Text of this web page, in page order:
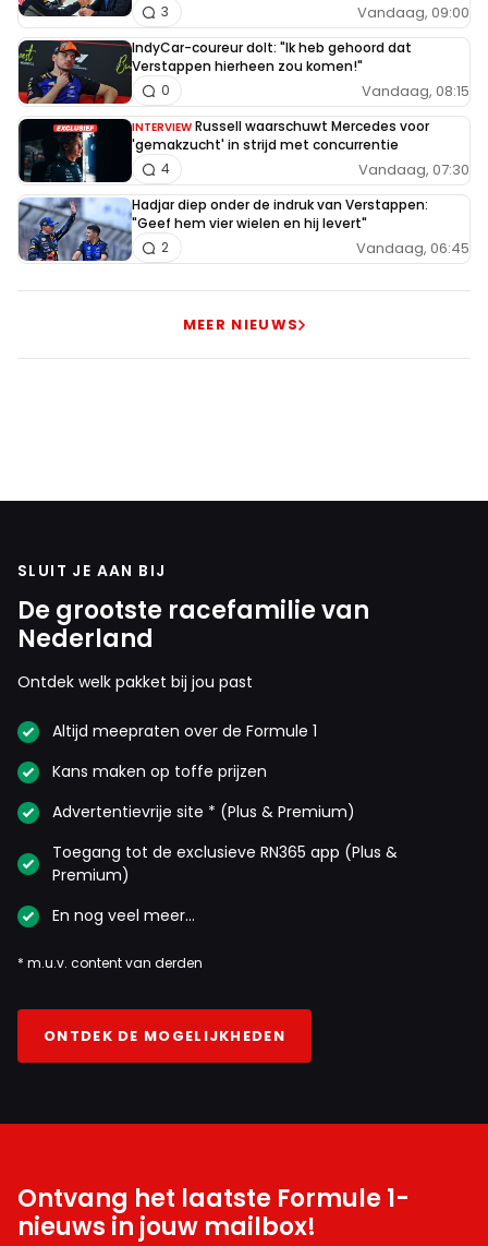
Vandaag, 09:00
3
IndyCar-coureur dolt: "Ik heb gehoord dat
Verstappen hierheen zou komen!"
Vandaag, 08:15
0
INTERVIEW Russell waarschuwt Mercedes voor
'gemakzucht' in strijd met concurrentie
Vandaag, 07:30
4
Hadjar diep onder de indruk van Verstappen:
"Geef hem vier wielen en hij levert"
Vandaag, 06:45
2
MEER NIEUWS
SLUIT JE AAN BIJ
De grootste racefamilie van
Nederland
Ontdek welk pakket bij jou past
Altijd meepraten over de Formule 1
Kans maken op toffe prijzen
Advertentievrije site * (Plus & Premium)
Toegang tot de exclusieve RN365 app (Plus &
Premium)
En nog veel meer…
* m.u.v. content van derden
ONTDEK DE MOGELIJKHEDEN
Ontvang het laatste Formule 1-
nieuws in jouw mailbox!